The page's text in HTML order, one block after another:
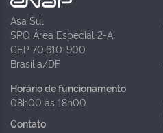
Asa Sul
SPO Área Especial 2-A
CEP 70.610-900
Brasília/DF
Horário de funcionamento
08h00 às 18h00
Contato